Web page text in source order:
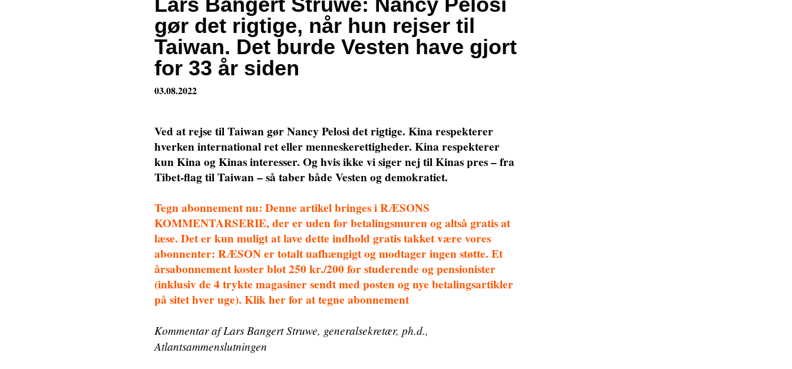
gør det rigtige, når hun rejser til
Taiwan. Det burde Vesten have gjort
for 33 år siden
03.08.2022
Ved at rejse til Taiwan gør Nancy Pelosi det rigtige. Kina respekterer
hverken international ret eller menneskerettigheder. Kina respekterer
kun Kina og Kinas interesser. Og hvis ikke vi siger nej til Kinas pres – fra
Tibet-flag til Taiwan – så taber både Vesten og demokratiet.
Tegn abonnement nu: Denne artikel bringes i RÆSONS
KOMMENTARSERIE, der er uden for betalingsmuren og altså gratis at
læse. Det er kun muligt at lave dette indhold gratis takket være vores
abonnenter: RÆSON er totalt uafhængigt og modtager ingen støtte. Et
årsabonnement koster blot 250 kr./200 for studerende og pensionister
(inklusiv de 4 trykte magasiner sendt med posten og nye betalingsartikler
på sitet hver uge). Klik her for at tegne abonnement
Kommentar af Lars Bangert Struwe, generalsekretær, ph.d.,
Atlantsammenslutningen